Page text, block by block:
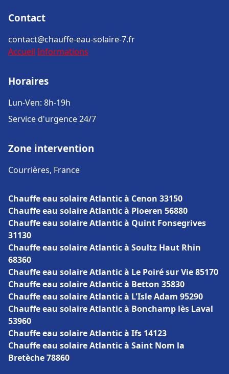
Contact
contact@chauffe-eau-solaire-7.fr
Accueil Informations
Horaires
Lun-Ven: 8h-19h
Service d'urgence 24/7
Zone intervention
Courrières, France
Chauffe eau solaire Atlantic à Cenon 33150
Chauffe eau solaire Atlantic à Ploeren 56880
Chauffe eau solaire Atlantic à Quint Fonsegrives
31130
Chauffe eau solaire Atlantic à Soultz Haut Rhin
68360
Chauffe eau solaire Atlantic à Le Poiré sur Vie 85170
Chauffe eau solaire Atlantic à Betton 35830
Chauffe eau solaire Atlantic à L'Isle Adam 95290
Chauffe eau solaire Atlantic à Bonchamp lès Laval
53960
Chauffe eau solaire Atlantic à Ifs 14123
Chauffe eau solaire Atlantic à Saint Nom la
Bretèche 78860